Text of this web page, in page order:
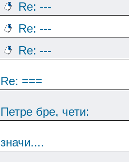
Re: ---
Re: ---
Re: ---
Re: ===
Петре бре, чети:
значи....